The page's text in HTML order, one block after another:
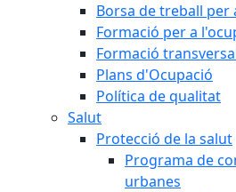
Borsa de treball per
Formació per a
Formació
Plans d'Ocupació
Política de qualitat
Salut
Protecció de la salut
Programa de
urbanes